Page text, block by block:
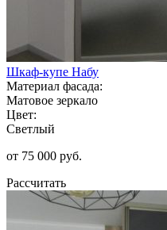
Шкаф-купе Набу
Материал фасада:
Матовое зеркало
Цвет:
Светлый
от 75 000 руб.
Рассчитать